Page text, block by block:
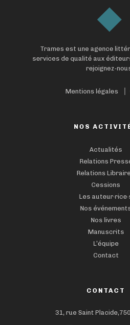
Trames est une agence
services de qualité aux
rejoignez-
Mentions légales
NOS
Actualités
Relations
Relations
Cessions
Les
Nos
Nos livres
Manuscrits
L’équipe
Contact
CONTACT
31, rue Saint